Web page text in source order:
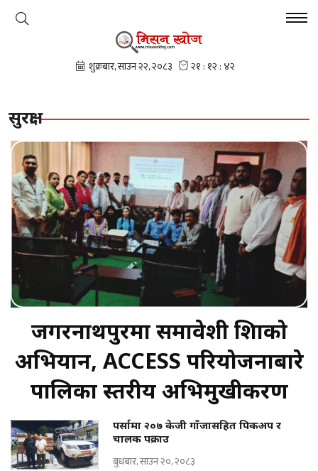
सुरक्षा
जगरनाथपुरमा समावेशी शिक्षाको
अभियान, ACCESS परियोजनाबारे
पालिका स्तरीय अभिमुखीकरण
पर्सामा २०७ केजी गाँजासहित पिकअप र
चालक पक्राउ
बुधबार, साउन २०, २०८३